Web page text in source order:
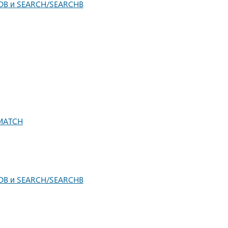
и SEARCH/SEARCHB
и SEARCH/SEARCHB